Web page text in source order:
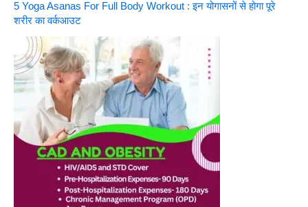
5 Yoga Asanas For Full Body Workout : इन योगासनों से होगा पूरे
शरीर का वर्कआउट